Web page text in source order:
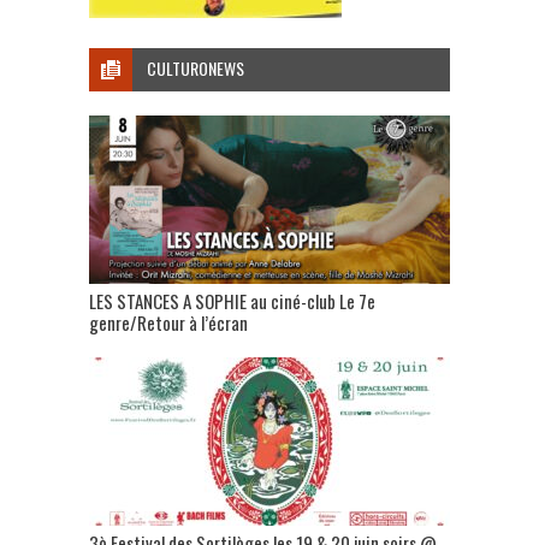
CULTURONEWS
LES STANCES A SOPHIE au ciné-club Le 7e
genre/Retour à l’écran